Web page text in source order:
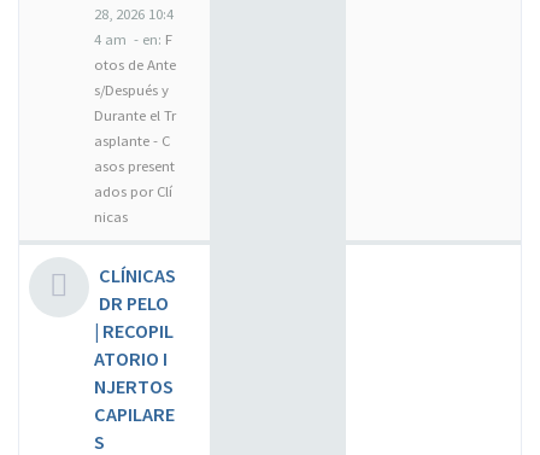
28, 2026 10:4
4 am - en: F
otos de Ante
s/Después y
Durante el Tr
asplante - C
asos present
ados por Clí
nicas
CLÍNICAS
DR PELO
| RECOPIL
ATORIO I
NJERTOS
CAPILARE
S